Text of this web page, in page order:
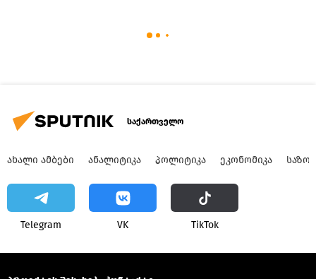
საქართველო
ᲐᲮᲐᲚᲘ ᲐᲛᲑᲔᲑᲘ ᲐᲜᲐᲚᲘᲢᲘᲙᲐ ᲞᲝᲚᲘᲢᲘᲙᲐ ᲔᲙᲝᲜᲝᲛᲘᲙᲐ
Telegram VK ТikТоk